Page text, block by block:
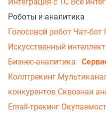
Роботы и аналитика
Голосовой робот Чат-бот
Искусственный интеллект
Бизнес-аналитика
Коллтрекинг
конкурентов Сквозная
Email-трекинг